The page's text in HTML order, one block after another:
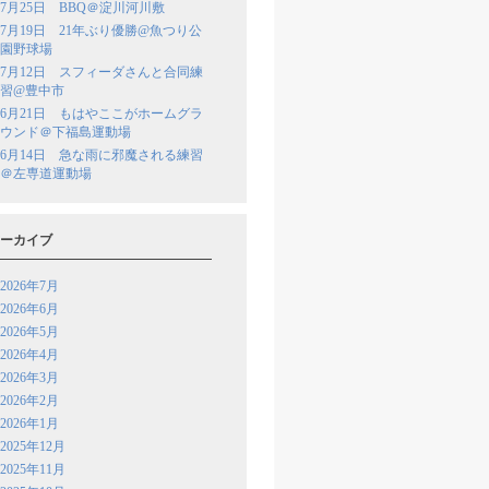
7月25日 BBQ＠淀川河川敷
7月19日 21年ぶり優勝@魚つり公
園野球場
7月12日 スフィーダさんと合同練
習@豊中市
6月21日 もはやここがホームグラ
ウンド＠下福島運動場
6月14日 急な雨に邪魔される練習
＠左専道運動場
カイブ
2026年7月
2026年6月
2026年5月
2026年4月
2026年3月
2026年2月
2026年1月
2025年12月
2025年11月